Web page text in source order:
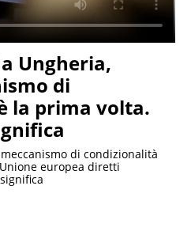
Ungheria,
di
la prima volta.
di condizionalità
europea diretti